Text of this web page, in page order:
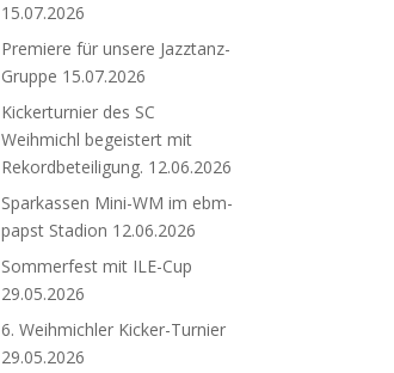
15.07.2026
Premiere für unsere Jazztanz-
Gruppe 15.07.2026
Kickerturnier des SC
Weihmichl begeistert mit
Rekordbeteiligung. 12.06.2026
Sparkassen Mini-WM im ebm-
papst Stadion 12.06.2026
Sommerfest mit ILE-Cup
29.05.2026
6. Weihmichler Kicker-Turnier
29.05.2026